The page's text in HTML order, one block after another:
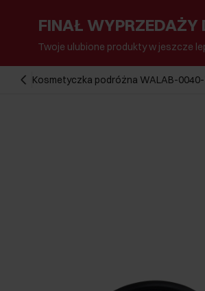
FINAŁ WYPRZEDAŻY
Twoje ulubione produkty w jeszcze
Kosmetyczka podróżna WALAB-